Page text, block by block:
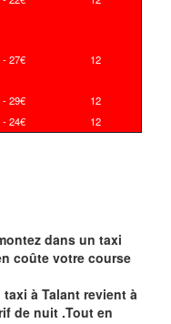
- 27€ 12
- 29€
12
- 24€ 12
dans un taxi
coûte votre course
taxi à Talant revient à
de nuit .Tout en